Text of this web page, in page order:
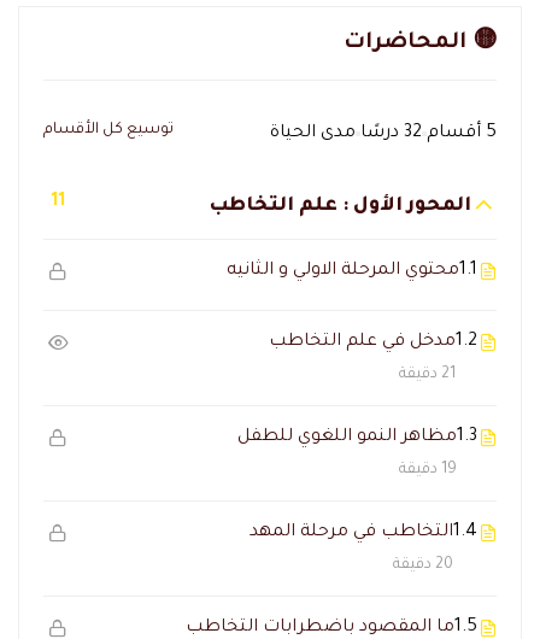
🟡 المحاضرات
5 أقسام 32 درسًا مدى الحياة توسيع كل الأقسام
المحور الأول : علم التخاطب 11
1.1محتوي المرحلة الاولي و الثانيه
1.2مدخل في علم التخاطب
21 دقيقة
1.3مظاهر النمو اللغوي للطفل
19 دقيقة
1.4التخاطب في مرحلة المهد
20 دقيقة
1.5ما المقصود باضطرابات التخاطب